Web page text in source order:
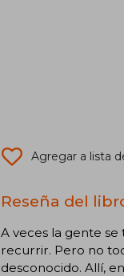
Agregar a lista
Reseña del
A veces la gente
recurrir. Pero no
desconocido. Allí,